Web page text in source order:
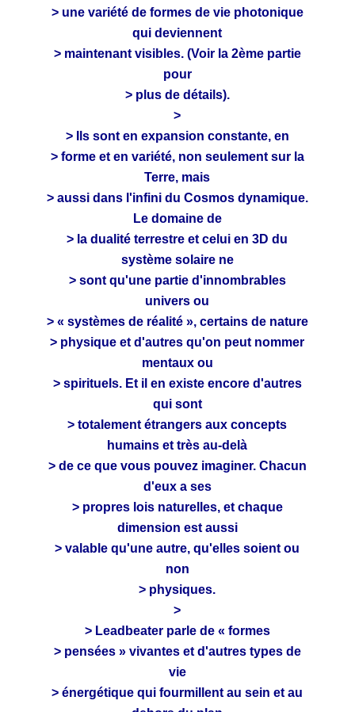
> une variété de formes de vie photonique
qui deviennent
> maintenant visibles. (Voir la 2ème partie
pour
> plus de détails).
>
> Ils sont en expansion constante, en
> forme et en variété, non seulement sur la
Terre, mais
> aussi dans l'infini du Cosmos dynamique.
Le domaine de
> la dualité terrestre et celui en 3D du
système solaire ne
> sont qu'une partie d'innombrables
univers ou
> « systèmes de réalité », certains de nature
> physique et d'autres qu'on peut nommer
mentaux ou
> spirituels. Et il en existe encore d'autres
qui sont
> totalement étrangers aux concepts
humains et très au-delà
> de ce que vous pouvez imaginer. Chacun
d'eux a ses
> propres lois naturelles, et chaque
dimension est aussi
> valable qu'une autre, qu'elles soient ou
non
> physiques.
>
> Leadbeater parle de « formes
> pensées » vivantes et d'autres types de
vie
> énergétique qui fourmillent au sein et au